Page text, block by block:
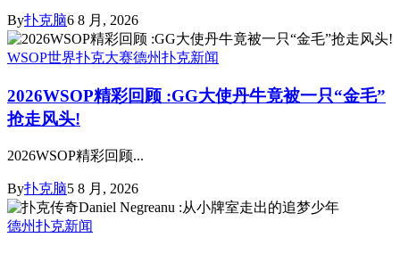
By扑克脑6 8 月, 2026
WSOP世界扑克大赛德州扑克新闻
2026WSOP精彩回顾 :GG大使丹牛竟被一只“金毛”
抢走风头!
2026WSOP精彩回顾...
By扑克脑5 8 月, 2026
德州扑克新闻